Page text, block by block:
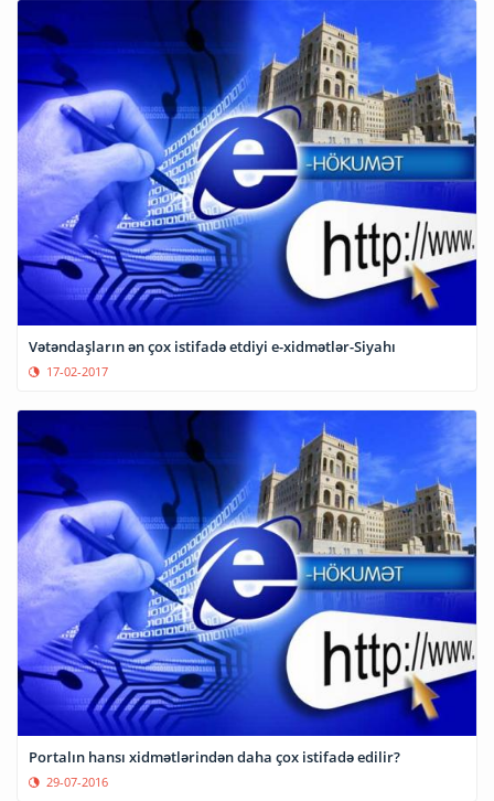
Vətəndaşların ən çox istifadə etdiyi e-xidmətlər-Siyahı
17-02-2017
Portalın hansı xidmətlərindən daha çox istifadə edilir?
29-07-2016